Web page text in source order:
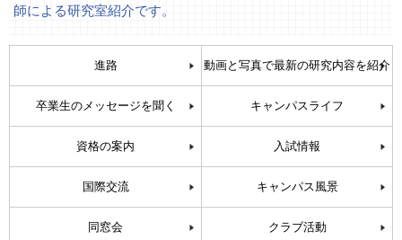
師による研究室紹介です。
進路 動画と写真で最新の研究内容を紹介
卒業生のメッセージを聞く キャンパスライフ
資格の案内 入試情報
国際交流 キャンパス風景
同窓会 クラブ活動